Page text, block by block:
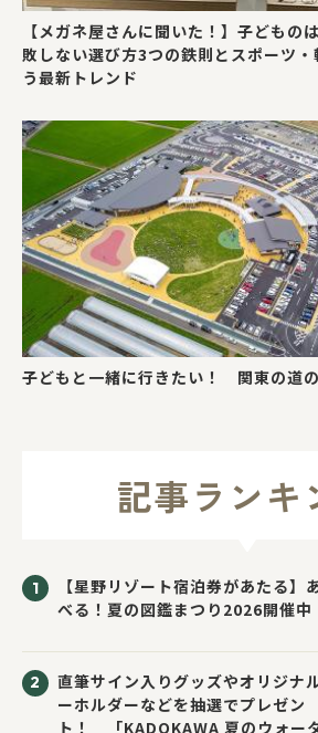
【メガネ屋さんに聞いた！】子どもの
敗しない選び方3つの鉄則とスポーツ
う最新トレンド
子どもと一緒に行きたい！ 関東の道
記事ランキ
【星野リゾート宿泊券があたる】
べる！夏の図鑑まつり2026開催中
直筆サイン入りグッズやオリジナ
ーホルダーなどを抽選でプレゼン
ト！ 「KADOKAWA 夏のウォー